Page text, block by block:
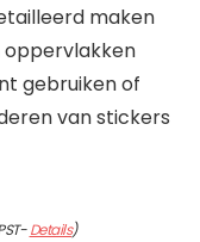
maken
oppervlakken
gebruiken of
van stickers
Details)